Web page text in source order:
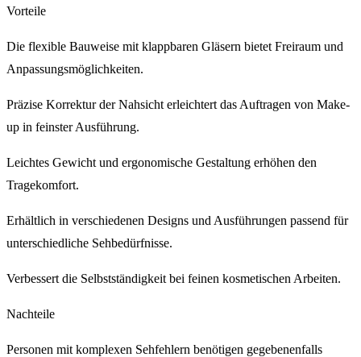
Vorteile
Die flexible Bauweise mit klappbaren Gläsern bietet Freiraum und
Anpassungsmöglichkeiten.
Präzise Korrektur der Nahsicht erleichtert das Auftragen von Make-
up in feinster Ausführung.
Leichtes Gewicht und ergonomische Gestaltung erhöhen den
Tragekomfort.
Erhältlich in verschiedenen Designs und Ausführungen passend für
unterschiedliche Sehbedürfnisse.
Verbessert die Selbstständigkeit bei feinen kosmetischen Arbeiten.
Nachteile
Personen mit komplexen Sehfehlern benötigen gegebenenfalls